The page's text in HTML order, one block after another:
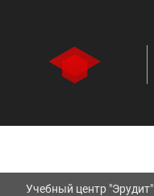
Учебный центр "Эрудит"